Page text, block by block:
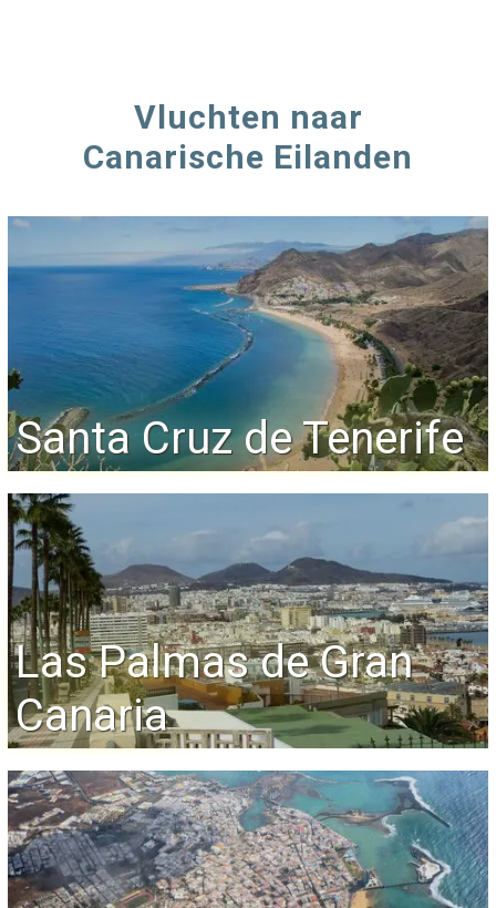
Vluchten naar
Canarische Eilanden
Santa Cruz de Tenerife
Las Palmas de Gran
Canaria